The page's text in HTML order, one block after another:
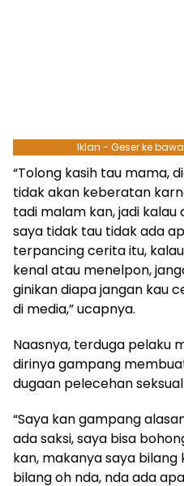
Iklan - Geser ke
“Tolong kasih tau mama,
tidak akan keberatan
tadi malam kan, jadi
saya tidak tau tidak ada
terpancing cerita itu,
kenal atau menelpon,
ginikan diapa jangan kau
di media,” ucapnya.
Naasnya, terduga pelaku
dirinya gampang
dugaan pelecehan
“Saya kan gampang
ada saksi, saya bisa
kan, makanya saya
bilang oh nda, nda ada